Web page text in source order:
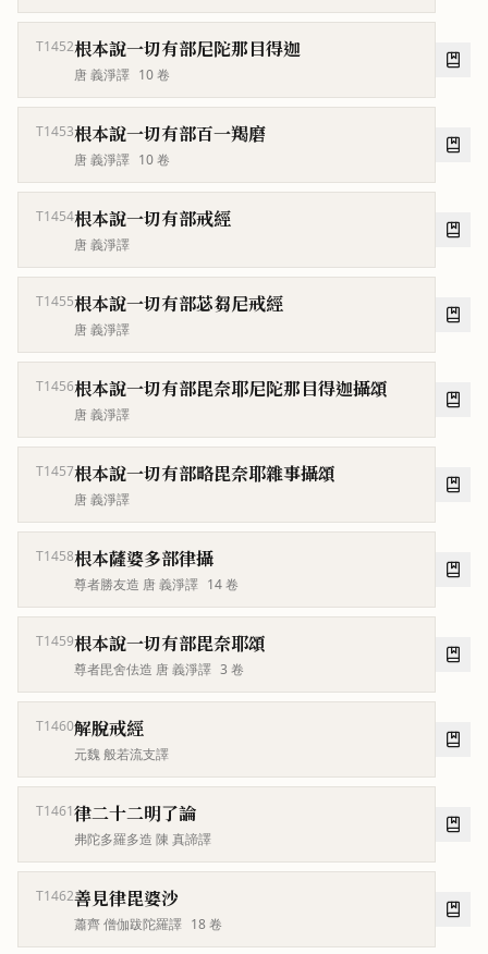
T1452根本說一切有部尼陀那目得迦
唐 義淨譯 10卷
T1453根本說一切有部百一羯磨
唐 義淨譯 10卷
T1454根本說一切有部戒經
唐 義淨譯
T1455根本說一切有部苾芻尼戒經
唐 義淨譯
T1456根本說一切有部毘奈耶尼陀那目得迦攝頌
唐 義淨譯
T1457根本說一切有部略毘奈耶雜事攝頌
唐 義淨譯
T1458根本薩婆多部律攝
尊者勝友造 唐 義淨譯 14卷
T1459根本說一切有部毘奈耶頌
尊者毘舍佉造 唐 義淨譯 3 卷
T1460解脫戒經
元魏 般若流支譯
T1461律二十二明了論
弗陀多羅多造 陳 真諦譯
T1462善見律毘婆沙
蕭齊 僧伽跋陀羅譯 18卷